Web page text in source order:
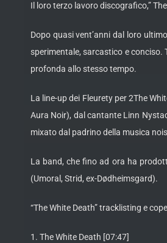
Il loro terzo lavoro discografico,”
Dopo quasi vent’anni dal loro
sperimentale, sarcastico e conciso.
profonda allo stesso tempo.
La line-up dei Fleurety per 2The
Aura Noir), dal cantante Linn
mixato dal padrino della musica
La band, che fino ad ora ha
(Umoral, Strid, ex-Dødheimsgard).
“The White Death” tracklisting e
1. The White Death [07:47]